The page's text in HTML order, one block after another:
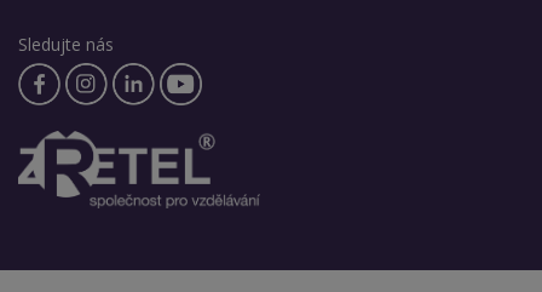
Sledujte nás